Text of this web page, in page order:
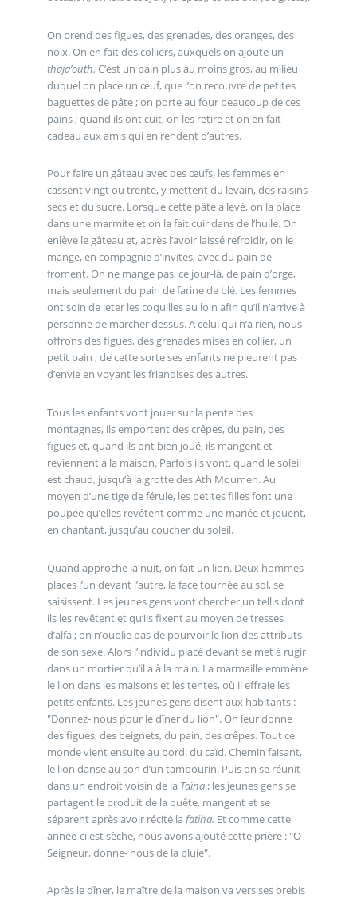
On prend des figues, des grenades, des oranges, des
noix. On en fait des colliers, auxquels on ajoute un
thaja’outh. C’est un pain plus au moins gros, au milieu
duquel on place un œuf, que l’on recouvre de petites
baguettes de pâte ; on porte au four beaucoup de ces
pains ; quand ils ont cuit, on les retire et on en fait
cadeau aux amis qui en rendent d’autres.
Pour faire un gâteau avec des œufs, les femmes en
cassent vingt ou trente, y mettent du levain, des raisins
secs et du sucre. Lorsque cette pâte a levé, on la place
dans une marmite et on la fait cuir dans de l’huile. On
enlève le gâteau et, après l’avoir laissé refroidir, on le
mange, en compagnie d’invités, avec du pain de
froment. On ne mange pas, ce jour-là, de pain d’orge,
mais seulement du pain de farine de blé. Les femmes
ont soin de jeter les coquilles au loin afin qu’il n’arrive à
personne de marcher dessus. A celui qui n’a rien, nous
offrons des figues, des grenades mises en collier, un
petit pain ; de cette sorte ses enfants ne pleurent pas
d’envie en voyant les friandises des autres.
Tous les enfants vont jouer sur la pente des
montagnes, ils emportent des crêpes, du pain, des
figues et, quand ils ont bien joué, ils mangent et
reviennent à la maison. Parfois ils vont, quand le soleil
est chaud, jusqu’à la grotte des Ath Moumen. Au
moyen d’une tige de férule, les petites filles font une
poupée qu’elles revêtent comme une mariée et jouent,
en chantant, jusqu’au coucher du soleil.
Quand approche la nuit, on fait un lion. Deux hommes
placés l’un devant l’autre, la face tournée au sol, se
saisissent. Les jeunes gens vont chercher un tellis dont
ils les revêtent et qu’ils fixent au moyen de tresses
d’alfa ; on n’oublie pas de pourvoir le lion des attributs
de son sexe. Alors l’individu placé devant se met à rugir
dans un mortier qu’il a à la main. La marmaille emmène
le lion dans les maisons et les tentes, où il effraie les
petits enfants. Les jeunes gens disent aux habitants :
"Donnez- nous pour le dîner du lion". On leur donne
des figues, des beignets, du pain, des crêpes. Tout ce
monde vient ensuite au bordj du caïd. Chemin faisant,
le lion danse au son d’un tambourin. Puis on se réunit
dans un endroit voisin de la Taïna; les jeunes gens se
partagent le produit de la quête, mangent et se
séparent après avoir récité la fatiha. Et comme cette
année-ci est sèche, nous avons ajouté cette prière : "O
Seigneur, donne- nous de la pluie".
Après le dîner, le maître de la maison va vers ses brebis